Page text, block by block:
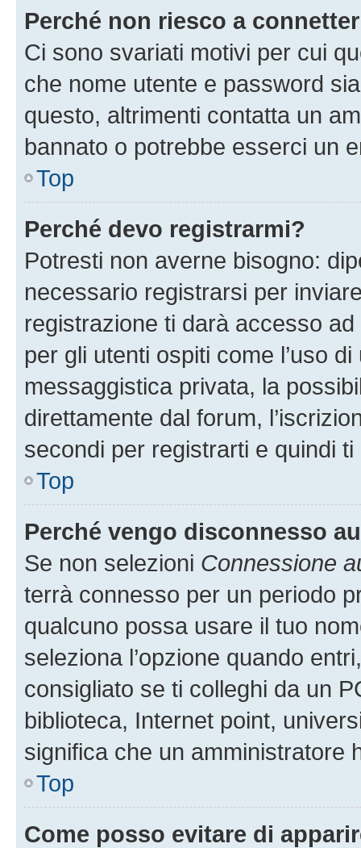
Perché non riesco a
Ci sono svariati motivi per cui
che nome utente e password
questo, altrimenti contatta un
bannato o potrebbe esserci un
Top
Perché devo registrarmi?
Potresti non averne bisogno:
necessario registrarsi per
registrazione ti darà accesso
per gli utenti ospiti come l’uso
messaggistica privata, la
direttamente dal forum,
secondi per registrarti e quindi
Top
Perché vengo disconnesso
Se non selezioni Connessione
terrà connesso per un periodo
qualcuno possa usare il tuo
seleziona l’opzione quando
consigliato se ti colleghi da un
biblioteca, Internet point,
significa che un amministratore
Top
Come posso evitare di